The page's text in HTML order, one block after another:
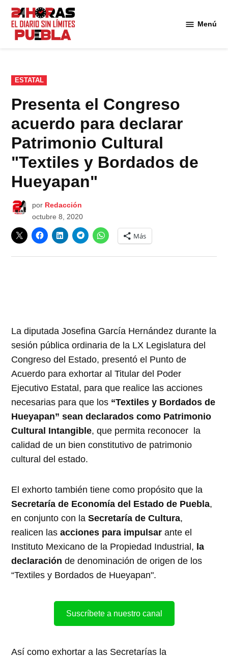
Saltar
contenido
Menú
PUBLICADO
EN
ESTATAL
Presenta el Congreso
acuerdo para declarar
Patrimonio Cultural
"Textiles y Bordados de
Hueyapan"
por Redacción
octubre 8, 2020
Más
La diputada Josefina García Hernández durante la
sesión pública ordinaria de la LX Legislatura del
Congreso del Estado, presentó el Punto de
Acuerdo para exhortar al Titular del Poder
Ejecutivo Estatal, para que realice las acciones
necesarias para que los “Textiles y Bordados de
Hueyapan” sean declarados como Patrimonio
Cultural Intangible, que permita reconocer la
calidad de un bien constitutivo de patrimonio
cultural del estado.
El exhorto también tiene como propósito que la
Secretaría de Economía del Estado de Puebla,
en conjunto con laSecretaría de Cultura,
realicen lasacciones para impulsar ante el
Instituto Mexicano de la Propiedad Industrial, la
declaración de denominación de origen de los
“Textiles y Bordados de Hueyapan".
Suscríbete a nuestro canal
Así como exhortar a las Secretarías la